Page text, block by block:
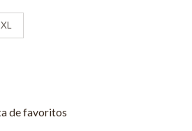
XL
de favoritos